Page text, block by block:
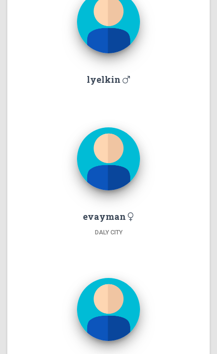
lyelkin
evayman
DALY CITY